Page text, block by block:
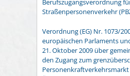
Berufszugangsverordnung
Straßenpersonenverkehr
Verordnung (EG) Nr. 1073/
europäischen Parlaments
21. Oktober 2009 über
den Zugang zum